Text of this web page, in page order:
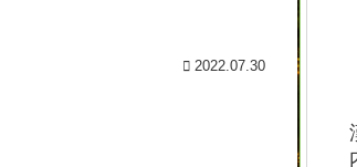
2022.07.30